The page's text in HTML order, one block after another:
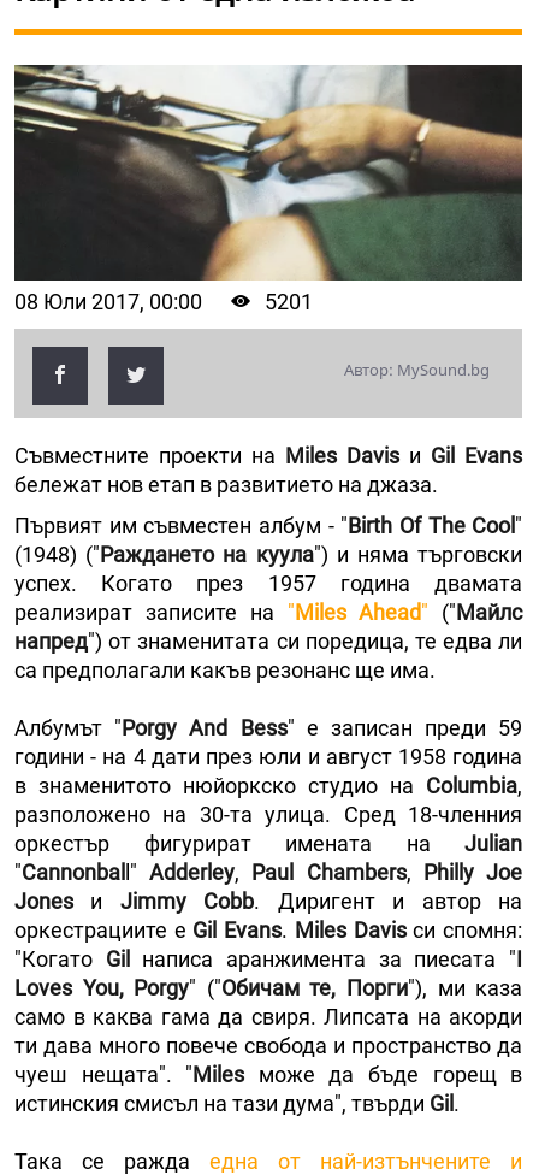
08 Юли 2017, 00:00 5201
Автор: MySound.bg
Съвместните проекти на Miles Davis и Gil Evans
бележат нов етап в развитието на джаза.
Първият им съвместен албум - "Birth Of The Cool"
(1948) ("Раждането на куула") и няма търговски
успех. Когато през 1957 година двамата
реализират записите на "Miles Ahead" ("Майлс
напред") от знаменитата си поредица, те едва ли
са предполагали какъв резонанс ще има.
Албумът "Porgy Аnd Bess" е записан преди 59
години - на 4 дати през юли и август 1958 година
в знаменитото нюйоркско студио на Columbia,
разположено на 30-та улица. Сред 18-членния
оркестър фигурират имената наJulian
"Cannonbal l"Adderley, Paul Chambers, Philly Joe
Jones и Jimmy Cobb. Диригент и автор на
оркестрациите е Gil Evans. Мiles Davisси спомня:
"Когато Gil написа аранжимента за пиесата "I
Loves You, Porgy" ("Oбичам те, Порги"), ми каза
само в каква гама да свиря. Липсата на акорди
ти дава много повече свобода и пространство да
чуеш нещата". "Miles може да бъде горещ в
истинския смисъл на тази дума", твърди Gil .
Така се раждаедна от най-изтънчените и